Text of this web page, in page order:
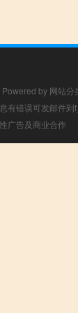
Powered by 网站分
有错误可发邮件
广告及商业合作